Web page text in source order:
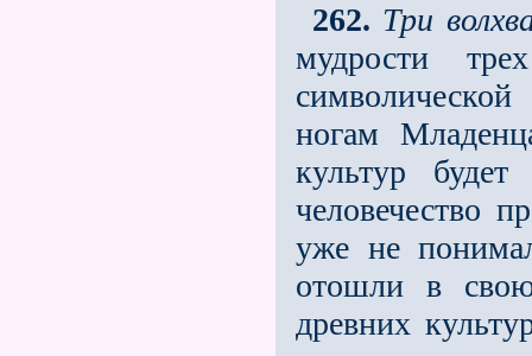
262. Три
мудрости
ногам
культур
человечество
уже не
отошли в
древних